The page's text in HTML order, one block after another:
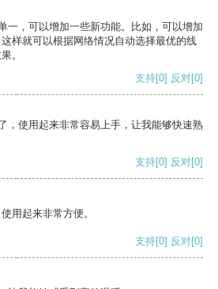
一，可以增加一些新功能。比如，可以增加
样就可以根据网络情况自动选择最优的线
。
支持[0] 反对[0]
，使用起来非常容易上手，让我能够快速熟
支持[0] 反对[0]
用起来非常方便。
支持[0] 反对[0]